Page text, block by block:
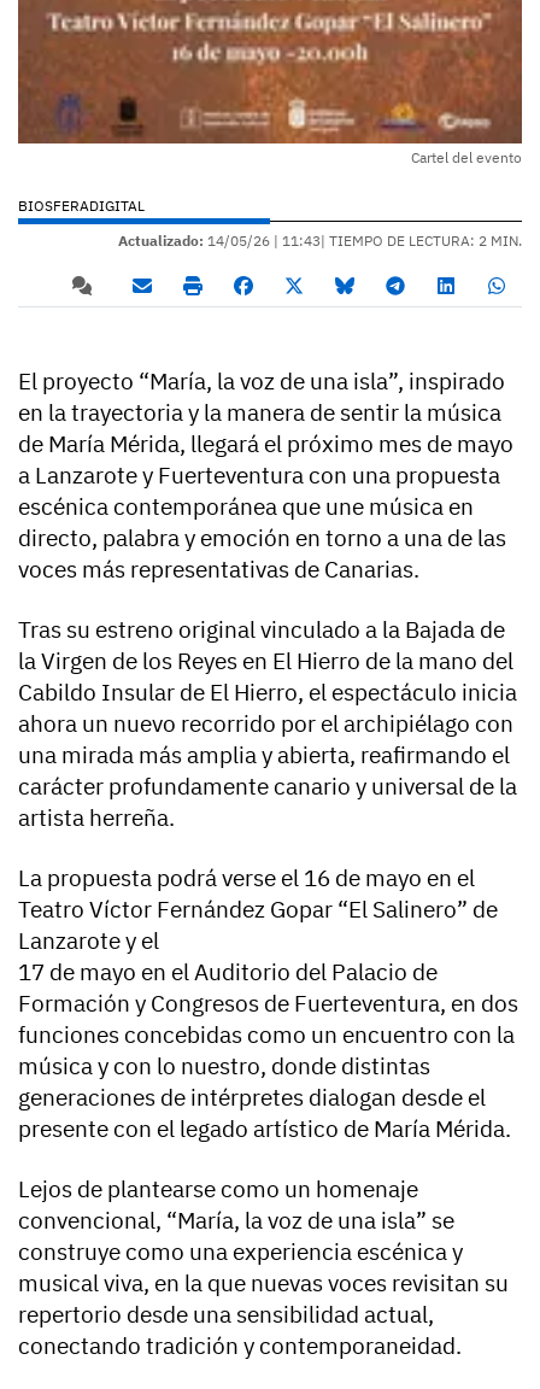
Cartel del evento
BIOSFERADIGITAL
Actualizado: 14/05/26 | 11:43| TIEMPO DE LECTURA: 2 MIN.
El proyecto “María, la voz de una isla”, inspirado
en la trayectoria y la manera de sentir la música
de María Mérida, llegará el próximo mes de mayo
a Lanzarote y Fuerteventura con una propuesta
escénica contemporánea que une música en
directo, palabra y emoción en torno a una de las
voces más representativas de Canarias.
Tras su estreno original vinculado a la Bajada de
la Virgen de los Reyes en El Hierro de la mano del
Cabildo Insular de El Hierro, el espectáculo inicia
ahora un nuevo recorrido por el archipiélago con
una mirada más amplia y abierta, reafirmando el
carácter profundamente canario y universal de la
artista herreña.
La propuesta podrá verse el 16 de mayo en el
Teatro Víctor Fernández Gopar “El Salinero” de
Lanzarote y el
17 de mayo en el Auditorio del Palacio de
Formación y Congresos de Fuerteventura, en dos
funciones concebidas como un encuentro con la
música y con lo nuestro, donde distintas
generaciones de intérpretes dialogan desde el
presente con el legado artístico de María Mérida.
Lejos de plantearse como un homenaje
convencional, “María, la voz de una isla” se
construye como una experiencia escénica y
musical viva, en la que nuevas voces revisitan su
repertorio desde una sensibilidad actual,
conectando tradición y contemporaneidad.